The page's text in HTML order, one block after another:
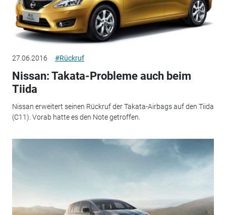
27.06.2016 #Rückruf
Nissan: Takata-Probleme auch beim
Tiida
Nissan erweitert seinen Rückruf der Takata-Airbags auf den Tiida
(C11). Vorab hatte es den Note getroffen.